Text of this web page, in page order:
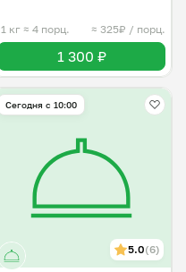
1 кг ≈ 4 порц. ≈ 325₽ / порц.
1 300 ₽
Сегодня с 10:00
5.0(6)